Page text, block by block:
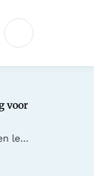
voor
Heb je als hippisch ondernemer een leerling of BBL-student die je begeleidt op je bedrijf? Dan kom je mogelijk in aanmerking voor de Subsidieregeling Praktijkleren. Met deze regeling ontvang je een tegemoetko..